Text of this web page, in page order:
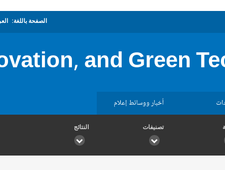
الصفحة باللغة:
and Green
أخبار ووسائط إعلام
تصنيفات النتائج